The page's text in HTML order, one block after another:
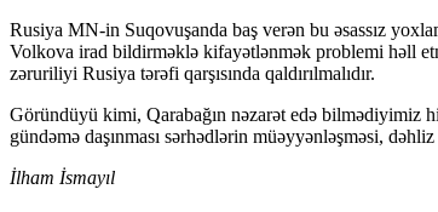
Rusiya MN-in Suqovuşanda baş verən bu əsassız
Volkova irad bildirməklə kifayətlənmək problemi həll
zəruriliyi Rusiya tərəfi qarşısında qaldırılmalıdır.
Göründüyü kimi, Qarabağın nəzarət edə bilmədiyimiz
gündəmə daşınması sərhədlərin müəyyənləşməsi,
İlham İsmayıl